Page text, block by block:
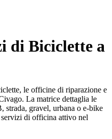
di Biciclette a
le officine di riparazione e
La matrice dettaglia le
gravel, urbana o e-bike
di officina attivo nel